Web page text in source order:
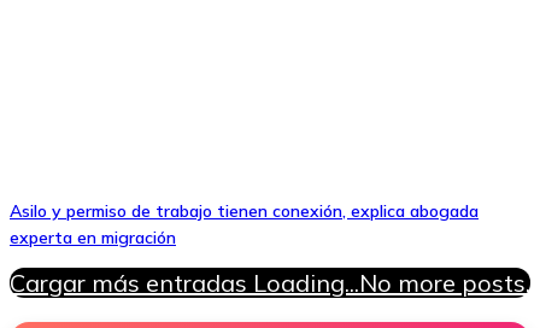
Asilo y permiso de trabajo tienen conexión, explica abogada
experta en migración
Cargar más entradas Loading...No more posts.